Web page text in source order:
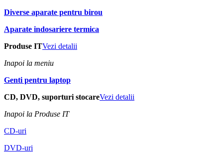
Diverse aparate pentru birou
Aparate indosariere termica
Produse ITVezi detalii
Inapoi la meniu
Genti pentru laptop
CD, DVD, suporturi stocareVezi detalii
Inapoi la Produse IT
CD-uri
DVD-uri